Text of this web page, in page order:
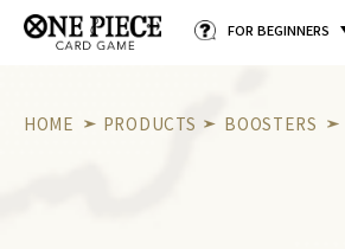
FOR BEGINNERS
HOME PRODUCTS BOOSTERS